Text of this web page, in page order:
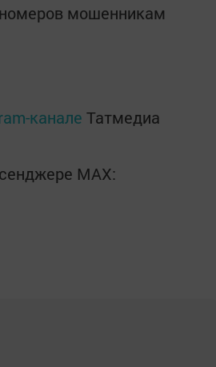
мошенникам
канале Татмедиа
MАХ: